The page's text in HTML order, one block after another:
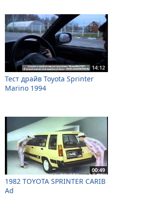
14:12
Тест драйв Toyota Sprinter
Marino 1994
00:49
1982 TOYOTA SPRINTER CARIB
Ad